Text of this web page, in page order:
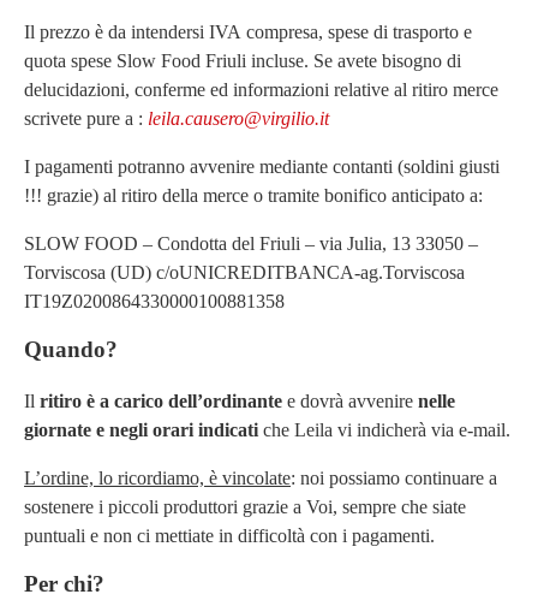
Il prezzo è da intendersi IVA compresa, spese di trasporto e
quota spese Slow Food Friuli incluse. Se avete bisogno di
delucidazioni, conferme ed informazioni relative al ritiro merce
scrivete pure a : leila.causero@virgilio.it
I pagamenti potranno avvenire mediante contanti (soldini giusti
!!! grazie) al ritiro della merce o tramite bonifico anticipato a:
SLOW FOOD – Condotta del Friuli – via Julia, 13 33050 –
Torviscosa (UD) c/oUNICREDITBANCA-ag.Torviscosa
IT19Z0200864330000100881358
Quando?
Il ritiro è a carico dell’ordinante e dovrà avvenire nelle
giornate e negli orari indicatiche Leila vi indicherà via e-mail.
L’ordine, lo ricordiamo, è vincolate: noi possiamo continuare a
sostenere i piccoli produttori grazie a Voi, sempre che siate
puntuali e non ci mettiate in difficoltà con i pagamenti.
Per chi?